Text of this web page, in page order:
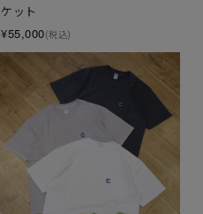
ケット
¥55,000(税込)